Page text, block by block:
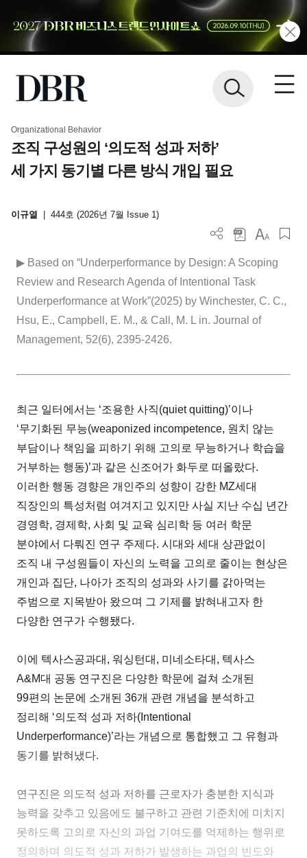
Organizational Behavior
조직 구성원의 ‘의도적 성과 저하’
세 가지 동기별 다른 방식 개입 필요
이규열 444호 (2026년 7월 Issue 1)
▶ Based on “Underperformance by Design: A Scoping
Review and Research Agenda of Intentional Task
Underperformance at Work”(2025) by Winchester, C. C.,
Hsu, E., Campbell, E. M., & Call, M. L in. Journal of
Management, 52(6), 2395-2426.
최근 일터에서는 ‘조용한 사직(quiet quitting)’이나
‘무기화된 무능(weaponized incompetence, 원치 않는
부담이나 책임을 피하기 위해 고의로 무능하거나 학습을
거부하는 행동)’과 같은 신조어가 화두로 떠올랐다.
이러한 행동 경향은 개인주의 성향이 강한 MZ세대
직장인의 특성처럼 여겨지고 있지만 사실 지난 수십 년간
경영학, 경제학, 사회 및 교육 심리학 등 여러 학문
분야에서 다뤄진 연구 주제다. 시대와 세대 상관없이
조직 내 구성원들이 자신의 노력을 고의로 줄이는 현상은
개인과 집단, 나아가 조직의 성과와 사기를 갉아먹는
주범으로 지목받아 왔으며 그 기제를 밝혀내고자 한
다양한 연구가 수행됐다.
이에 텍사스공과대, 워싱턴대, 미네소타대, 텍사스
A&M대 공동 연구진은 다양한 학문에 걸쳐 소개된
99편의 논문에 소개된 36개 관련 개념을 분석하고
정리해 ‘의도적 성과 저하(Intentional
Underperformance)’라는 개념으로 통합했고 그 유형과
동기를 밝혀냈다.
연구진은 의도적 성과 저하를 근로자가 충분한 지식과
능력을 갖추고 있음에도 불구하고 관련 기준치에 미치지
못하도록 고의로 자신의 과업 기여도를 억제하는 행위로
정의하며 의도적 성과 저하가 발생하는 과업의 빈도와